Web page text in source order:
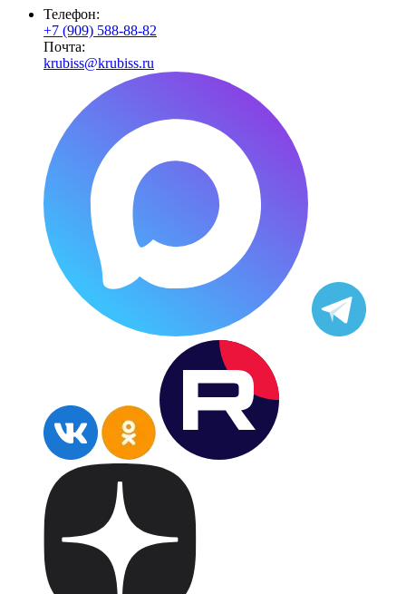
Телефон:
+7 (909) 588-88-82
Почта:
krubiss@krubiss.ru